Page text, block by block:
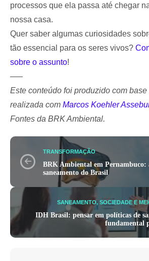
processos que ela passa até chegar
nossa casa.
Quer saber algumas curiosidades
tão essencial para os seres vivos?
sobre o assunto!
—–
Este conteúdo foi produzido com base
realizada com Marcos Koehler
Fontes da BRK Ambiental.
TRANSFORMAÇÃO
BRK Ambiental em Pernambuco:
saneamento do Brasil
SANEAMENTO, SOCIEDADE E
IDH Brasil: pensar em políticas de
fundamental